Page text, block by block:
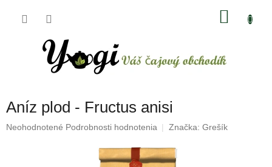
Aníz plod - Fructus anisi
Priemerné
Neohodnotené Podrobnosti hodnotenia Značka: Grešík